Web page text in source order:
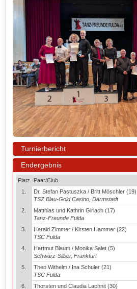
Turnierbericht
Endergebnis
Platz Paar/Club
1.
Dr. Stefan Pastuszka / Britt Möschler (19)
TSZ Blau-Gold Casino, Darmstadt
2.
Matthias und Kathrin Girlach (17)
Tanz-Freunde Fulda
3.
Harald Zimmer / Kirsten Hammer (22)
TSC Fulda
4.
Hartmut Blaum / Monika Salet (5)
Schwarz-Silber, Frankfurt
5.
Theo Withelm / Ina Schuler (21)
TSC Fulda
6. Thorsten und Claudia Lachnit (30)